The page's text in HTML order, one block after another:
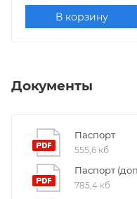
В корзину
Документы
Паспорт
555,6 кб
Паспорт
785,4 кб